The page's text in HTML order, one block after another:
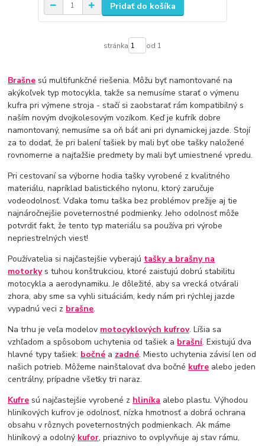
Pridať do košíka
stránka od 1
Brašne sú multifunkčné riešenia. Môžu byť namontované na
akýkoľvek typ motocykla, takže sa nemusíme starať o výmenu
kufra pri výmene stroja - stačí si zaobstarať rám kompatibilný s
naším novým dvojkolesovým vozíkom. Keď je kufrík dobre
namontovaný, nemusíme sa oň báť ani pri dynamickej jazde. Stojí
za to dodať, že pri balení tašiek by mali byť obe tašky naložené
rovnomerne a najťažšie predmety by mali byť umiestnené vpredu.
Pri cestovaní sa výborne hodia tašky vyrobené z kvalitného
materiálu, napríklad balistického nylonu, ktorý zaručuje
vodeodolnosť. Vďaka tomu taška bez problémov prežije aj tie
najnáročnejšie poveternostné podmienky. Jeho odolnosť môže
potvrdiť fakt, že tento typ materiálu sa používa pri výrobe
nepriestrelných viest!
Používatelia si najčastejšie vyberajú tašky a brašny na
motorkys tuhou konštrukciou, ktoré zaisťujú dobrú stabilitu
motocykla a aerodynamiku. Je dôležité, aby sa vrecká otvárali
zhora, aby sme sa vyhli situáciám, kedy nám pri rýchlej jazde
vypadnú veci z brašne.
Na trhu je veľa modelov motocyklových kufrov. Líšia sa
vzhľadom a spôsobom uchytenia od tašiek a brašní. Existujú dva
hlavné typy tašiek: bočné a zadné. Miesto uchytenia závisí len od
našich potrieb. Môžeme nainštalovať dva bočné kufre alebo jeden
centrálny, prípadne všetky tri naraz.
Kufre sú najčastejšie vyrobené z hliníka alebo plastu. Výhodou
hliníkových kufrov je odolnosť, nízka hmotnosť a dobrá ochrana
obsahu v rôznych poveternostných podmienkach. Ak máme
hliníkový a odolný kufor, priaznivo to ovplyvňuje aj stav rámu,